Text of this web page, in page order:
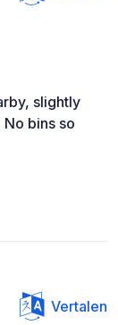
slightly
bins so
Vertalen